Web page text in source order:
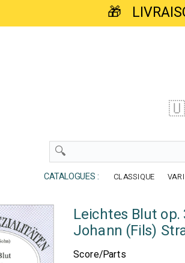
🎁
CATALOGUES : CLASSIQUE
Leichtes Blut
Johann (Fils)
Score/Parts